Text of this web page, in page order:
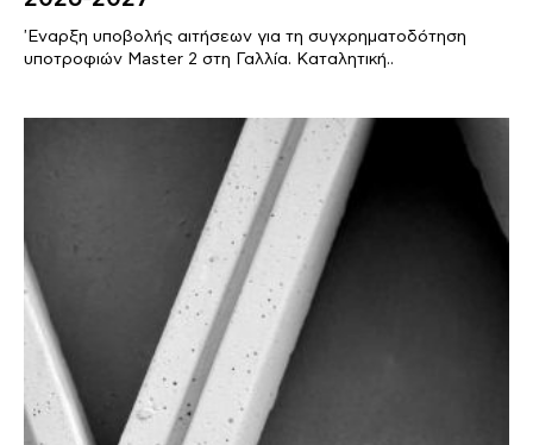
'Εναρξη υποβολής αιτήσεων για τη συγχρηματοδότηση
υποτροφιών Master 2 στη Γαλλία. Καταλητική..